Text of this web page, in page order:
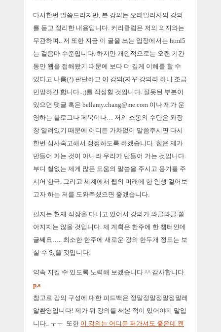
다시한번 말씀드리지만, 본 강의는 오레일리사의 강의
를 듣고 정리한 내용입니다. 커리큘럼은 저의 의지와는
무관하며.. 저 또한 지금 이 글을 쓰는 입장에서는 html5
는 걸음마 수준입니다. 하지만 개인적으로는 오랜 기간
동안 웹을 접해왔기 때문에 보다 더 깊게 이해를 할 수
있다고 나름(?) 판단하고 이 강의(자꾸 강의라 하니 조금
민망하긴 합니다..;)를 작성할 것입니다. 잘못된 부분이
있으면 댓글 혹은 bellamy.chang@me.com 이나 제가 운
영하는 블로그나 페북이나… 저의 소통의 수단은 와장
창 열려있기 때문에 어디든 가차없이 말씀주시면 다시
한번 심사숙고해서 정정하도록 하겠습니다. 웹은 제가
만들어 가는 것이 아니라 우리가 만들어 가는 것입니다.
부디 철없는 제게 많은 도움의 말씀을 주시고 용기를 주
시어 한국, 그리고 세계에서 웹의 미래에 한 인생 걸어보
고자 하는 저를 도와주셨으면 좋겠습니다.
필자는 현재 직장을 다니고 있어서 강의가 와글와글 쏟
아지지는 않을 것입니다. 제 계획은 한주에 한 챕터인데
글쎄요….. 최소한 한주에 새로운 강의 한두개 정도는 보
실 수 있을 것입니다.
약속 지킬 수 있도록 노력해 보겠습니다 ^^ 감사합니다.
p.s
참고로 강의 구성에 대한 피드백은 정말정말정말정말레
알환영입니다! 제가 뭐 강의를 써본 적이 있어야지 말입
니다.. ㅜㅜ 또한 이 강의는 어디든 퍼가셔도 좋은데 왠